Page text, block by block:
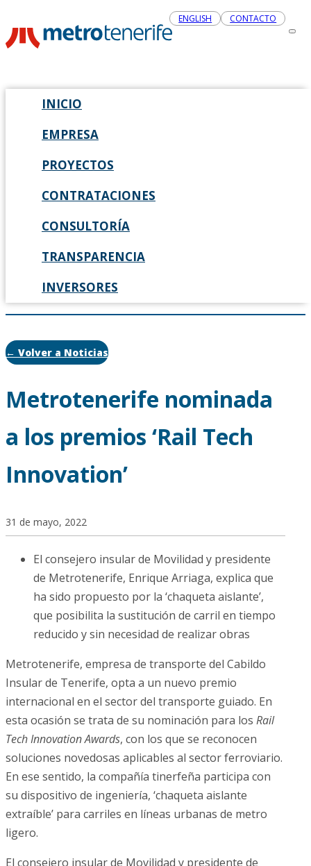
ENGLISH CONTACTO
INICIO
EMPRESA
PROYECTOS
CONTRATACIONES
CONSULTORÍA
TRANSPARENCIA
INVERSORES
← Volver a Noticias
Metrotenerife nominada
a los premios ‘Rail Tech
Innovation’
31 de mayo, 2022
El consejero insular de Movilidad y presidente
de Metrotenerife, Enrique Arriaga, explica que
ha sido propuesto por la ‘chaqueta aislante’,
que posibilita la sustitución de carril en tiempo
reducido y sin necesidad de realizar obras
Metrotenerife, empresa de transporte del Cabildo
Insular de Tenerife, opta a un nuevo premio
internacional en el sector del transporte guiado. En
esta ocasión se trata de su nominación para los Rail
Tech Innovation Awards, con los que se reconocen
soluciones novedosas aplicables al sector ferroviario.
En ese sentido, la compañía tinerfeña participa con
su dispositivo de ingeniería, ‘chaqueta aislante
extraíble’ para carriles en líneas urbanas de metro
ligero.
El consejero insular de Movilidad y presidente de